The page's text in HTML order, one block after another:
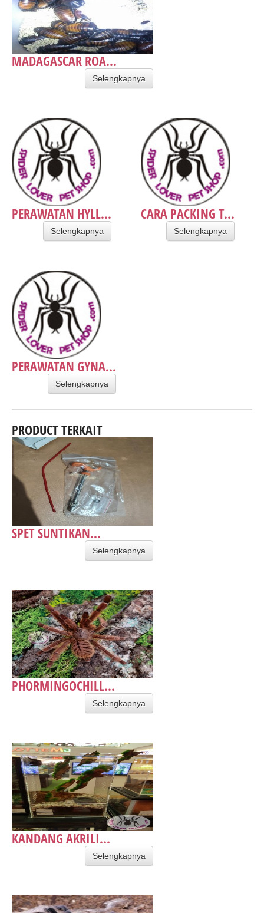
MADAGASCAR ROA...
Selengkapnya
PERAWATAN HYLL...
Selengkapnya
CARA PACKING T...
Selengkapnya
PERAWATAN GYNA...
Selengkapnya
PRODUCT TERKAIT
SPET SUNTIKAN...
Selengkapnya
PHORMINGOCHILL...
Selengkapnya
KANDANG AKRILI...
Selengkapnya